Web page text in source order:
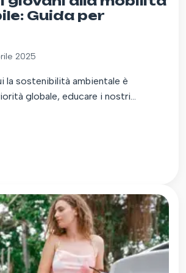
Guida per
2025
la sostenibilità ambientale è
globale, educare i nostri...